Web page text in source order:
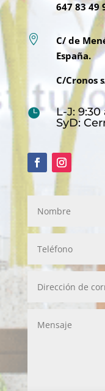
647 83 49

C/ de
España.
C/Cronos

L-J: 9:30
SyD: